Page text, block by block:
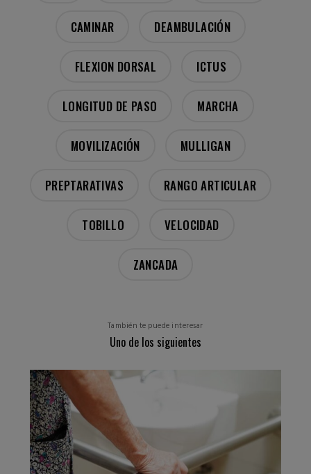
CAMINAR DEAMBULACIÓN
FLEXION DORSAL ICTUS
LONGITUD DE PASO MARCHA
MOVILIZACIÓN MULLIGAN
PREPTARATIVAS RANGO ARTICULAR
TOBILLO VELOCIDAD
ZANCADA
También te puede interesar
Uno de los siguientes